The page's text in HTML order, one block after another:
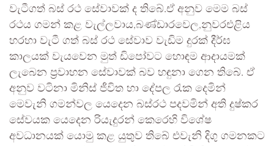
වැටීගත් බස් රථ සේවාවක් ද තිබේ.ඒ අනුව මෙම බස්
රථය ගමන් කළ වැල්ලවාය,බණ්ඩාරවෙල,නුවරඑළිය
හරහා වැටී ගත් බස් රථ සේවාව වැඩිම දුරක් දීර්ඝ
කාලයක් වැයවෙන මුත් ඩිපෝවට හොඳම ආදායමක්
ලැබෙන ප්‍රවාහන සේවාවක් බව හඳුනා ගෙන තිබේ. ඒ
අනුව වටිනා මිනිස් ජීවිත හා දේපල රැක දෙමින්
මෙවැනි ගමන්වල යෙදෙන බස්රථ පදවමින් අති දුෂ්කර
සේවයක යෙදෙන රියැදුරන් කෙරෙහි විශේෂ
අවධානයක් යොමු කළ යුතුව තිබේ එවැනි දිගු ගමනකට